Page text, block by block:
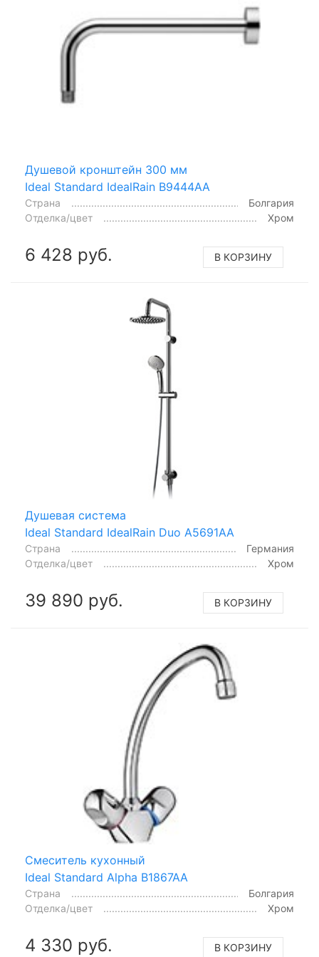
Душевой кронштейн 300 мм
Ideal Standard IdealRain B9444AA
Страна
Болгария
Отделка/цвет
Хром
6 428 руб. В КОРЗИНУ
Душевая система
Ideal Standard IdealRain Duo A5691AA
Страна
Германия
Отделка/цвет
Хром
39 890 руб. В КОРЗИНУ
Смеситель кухонный
Ideal Standard Alpha B1867AA
Страна
Болгария
Отделка/цвет
Хром
4 330 руб. В КОРЗИНУ